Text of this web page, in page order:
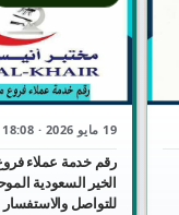
19 مايو 2026 · 18:08
رقم خدمة عملاء
للتواصل والاستفسار